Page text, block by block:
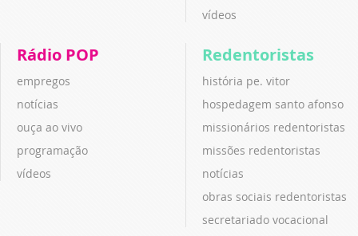
vídeos
Rádio POP
empregos
notícias
ouça ao vivo
programação
vídeos
Redentoristas
história pe. vitor
hospedagem santo afonso
missionários redentoristas
missões redentoristas
notícias
obras sociais redentoristas
secretariado vocacional